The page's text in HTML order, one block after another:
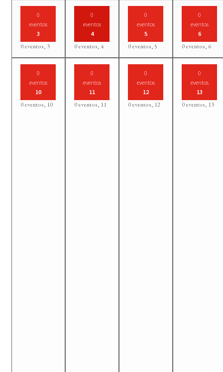
0
eventos
3
0 eventos, 3
0
eventos
4
0 eventos, 4
0
eventos
5
0 eventos,5
0
eventos
6
0 eventos, 6
0
eventos
10
0 eventos, 10
0
eventos
11
0 eventos, 11
0
eventos
12
0 eventos, 12
0
eventos
13
0 eventos, 13